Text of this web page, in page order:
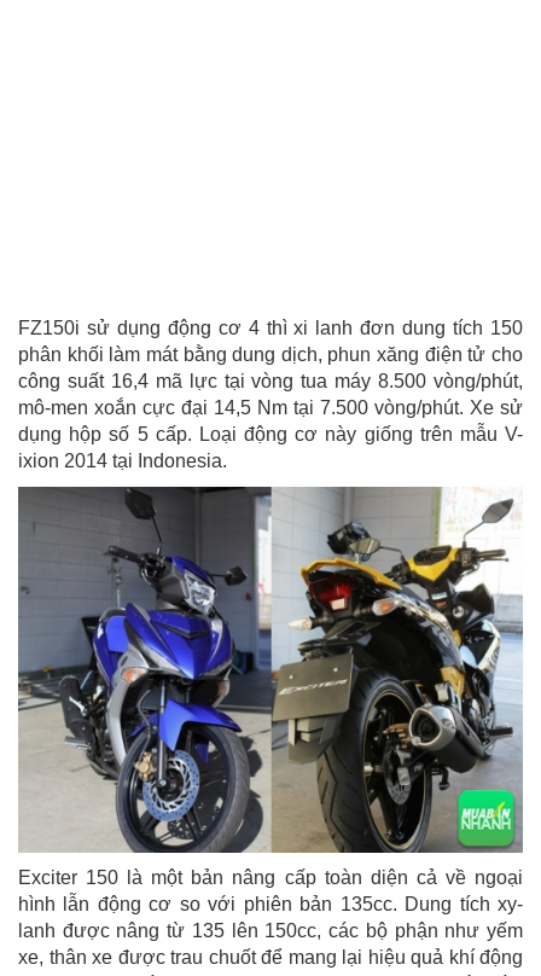
FZ150i sử dụng động cơ 4 thì xi lanh đơn dung tích 150
phân khối làm mát bằng dung dịch, phun xăng điện tử cho
công suất 16,4 mã lực tại vòng tua máy 8.500 vòng/phút,
mô-men xoắn cực đại 14,5 Nm tại 7.500 vòng/phút. Xe sử
dụng hộp số 5 cấp. Loại động cơ này giống trên mẫu V-
ixion 2014 tại Indonesia.
Exciter 150 là một bản nâng cấp toàn diện cả về ngoại
hình lẫn động cơ so với phiên bản 135cc. Dung tích xy-
lanh được nâng từ 135 lên 150cc, các bộ phận như yếm
xe, thân xe được trau chuốt để mang lại hiệu quả khí động